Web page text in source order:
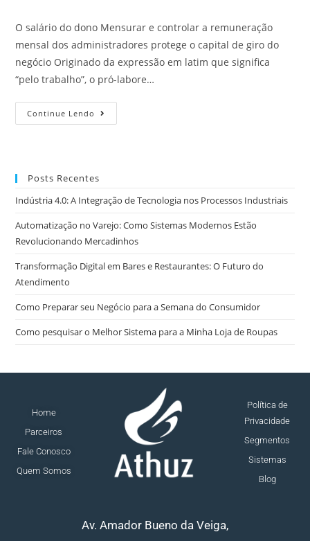
O salário do dono Mensurar e controlar a remuneração
mensal dos administradores protege o capital de giro do
negócio Originado da expressão em latim que significa
“pelo trabalho”, o pró-labore…
Continue Lendo
Posts Recentes
Indústria 4.0: A Integração de Tecnologia nos Processos Industriais
Automatização no Varejo: Como Sistemas Modernos Estão
Revolucionando Mercadinhos
Transformação Digital em Bares e Restaurantes: O Futuro do
Atendimento
Como Preparar seu Negócio para a Semana do Consumidor
Como pesquisar o Melhor Sistema para a Minha Loja de Roupas
Home
Parceiros
Fale Conosco
Quem Somos
Política de
Privacidade
Segmentos
Sistemas
Blog
Av. Amador Bueno da Veiga,